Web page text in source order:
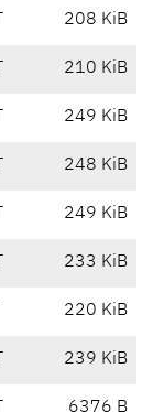
208 KiB
210 KiB
249 KiB
248 KiB
249 KiB
233 KiB
220 KiB
239 KiB
6376 B